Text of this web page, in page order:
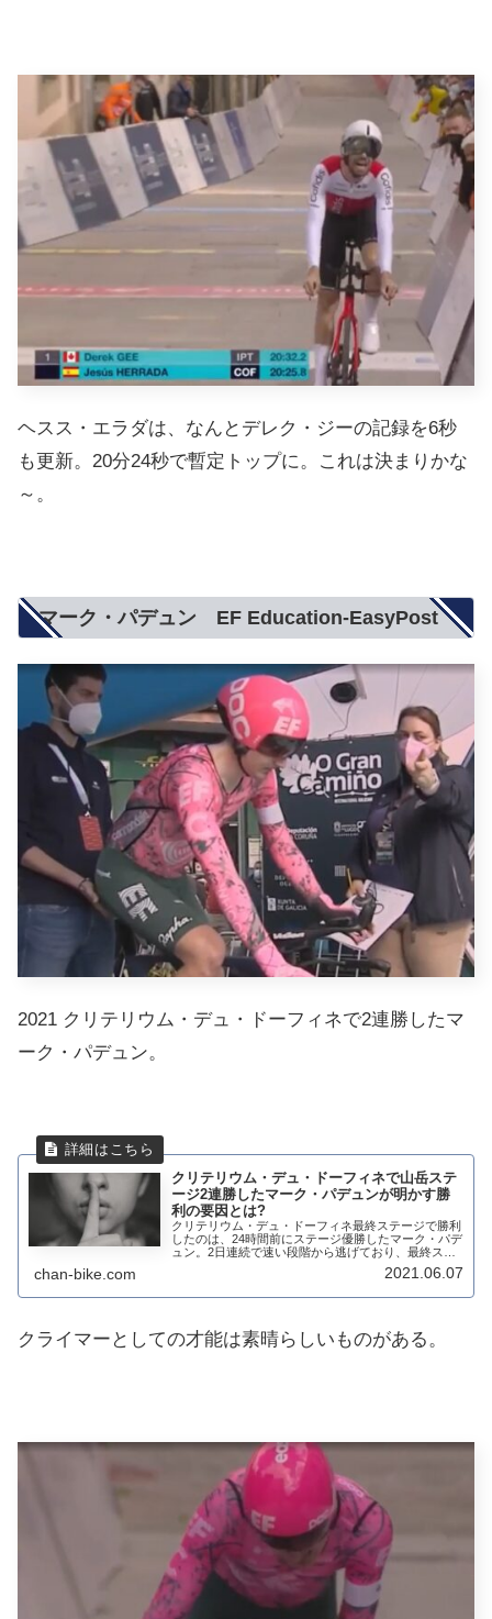
ヘスス・エラダは、なんとデレク・ジーの記録を6秒
も更新。20分24秒で暫定トップに。これは決まりかな
～。
マーク・パデュン EF Education-EasyPost
2021 クリテリウム・デュ・ドーフィネで2連勝したマ
ーク・パデュン。
クリテリウム・デュ・ドーフィネで山岳ステ
ージ2連勝したマーク・パデュンが明かす勝
利の要因とは?
クリテリウム・デュ・ドーフィネ最終ステージで勝利
したのは、24時間前にステージ優勝したマーク・パデ
ュン。2日連続で速い段階から逃げており、最終ステ
ージでは残り27kmから単独で逃げている。超級山岳
ジュウプレーン の登りでは、イネオスの追走を...
chan-bike.com 2021.06.07
クライマーとしての才能は素晴らしいものがある。